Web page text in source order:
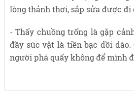
lòng thảnh thơi, sắp sửa được đi
- Thấy chuồng trống là gặp
đầy súc vật là tiền bạc dồi dào.
người phá quấy không để mình